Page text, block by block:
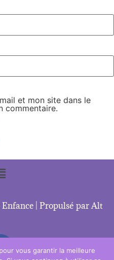
et mon site dans le
commentaire.
| Propulsé par Alt
vous garantir la meilleure